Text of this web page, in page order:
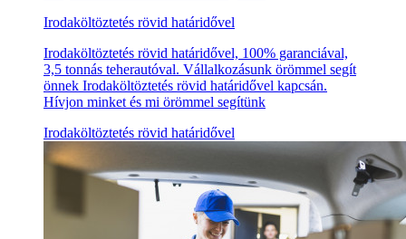
Irodaköltöztetés rövid határidővel
Irodaköltöztetés rövid határidővel, 100% garanciával,
3,5 tonnás teherautóval. Vállalkozásunk örömmel segít
önnek Irodaköltöztetés rövid határidővel kapcsán.
Hívjon minket és mi örömmel segítünk
Irodaköltöztetés rövid határidővel